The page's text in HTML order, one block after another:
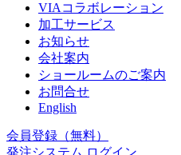
VIAコラボレーション
加工サービス
お知らせ
会社案内
ショールームのご案内
お問合せ
English
会員登録 （無料）
発注システム ログイン